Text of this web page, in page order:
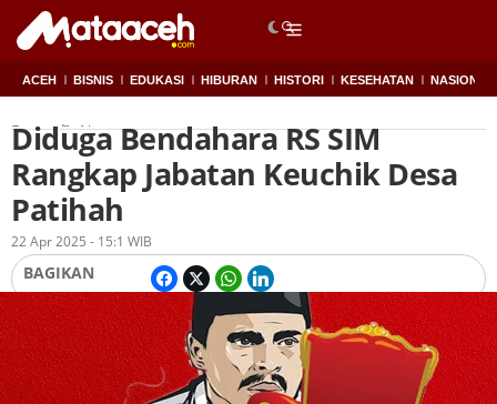
ACEH BISNIS EDUKASI HIBURAN HISTORI KESEHATAN NASIONAL
Beranda Nagan raya
Diduga Bendahara RS SIM
Rangkap Jabatan Keuchik Desa
Patihah
OlehRedaksi
22 Apr 2025 - 15:1 WIB
BAGIKAN